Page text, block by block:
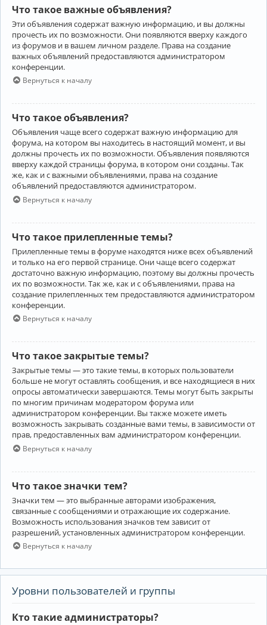
Что такое важные объявления?
Эти объявления содержат важную информацию, и вы должны
прочесть их по возможности. Они появляются вверху каждого
из форумов и в вашем личном разделе. Права на создание
важных объявлений предоставляются администратором
конференции.
Вернуться к началу
Что такое объявления?
Объявления чаще всего содержат важную информацию для
форума, на котором вы находитесь в настоящий момент, и вы
должны прочесть их по возможности. Объявления появляются
вверху каждой страницы форума, в котором они созданы. Так
же, как и с важными объявлениями, права на создание
объявлений предоставляются администратором.
Вернуться к началу
Что такое прилепленные темы?
Прилепленные темы в форуме находятся ниже всех объявлений
и только на его первой странице. Они чаще всего содержат
достаточно важную информацию, поэтому вы должны прочесть
их по возможности. Так же, как и с объявлениями, права на
создание прилепленных тем предоставляются администратором
конференции.
Вернуться к началу
Что такое закрытые темы?
Закрытые темы — это такие темы, в которых пользователи
больше не могут оставлять сообщения, и все находящиеся в них
опросы автоматически завершаются. Темы могут быть закрыты
по многим причинам модератором форума или
администратором конференции. Вы также можете иметь
возможность закрывать созданные вами темы, в зависимости от
прав, предоставленных вам администратором конференции.
Вернуться к началу
Что такое значки тем?
Значки тем — это выбранные авторами изображения,
связанные с сообщениями и отражающие их содержание.
Возможность использования значков тем зависит от
разрешений, установленных администратором конференции.
Вернуться к началу
Уровни пользователей и группы
Кто такие администраторы?